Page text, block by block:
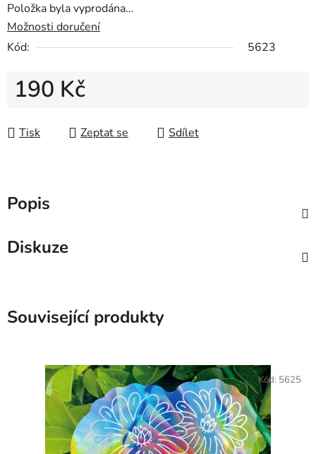
Položka byla vyprodána…
Možnosti doručení
Kód:
5623
190 Kč
Tisk
Zeptat se Sdílet
Popis
Diskuze
Související produkty
Kód: 5625